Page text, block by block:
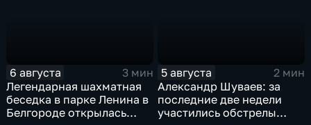
6 августа
3 мин
Легендарная шахматная
беседка в парке Ленина в
Белгороде открылась
5 августа
2 мин
Александр Шуваев: за
последние две недели
участились обстрелы